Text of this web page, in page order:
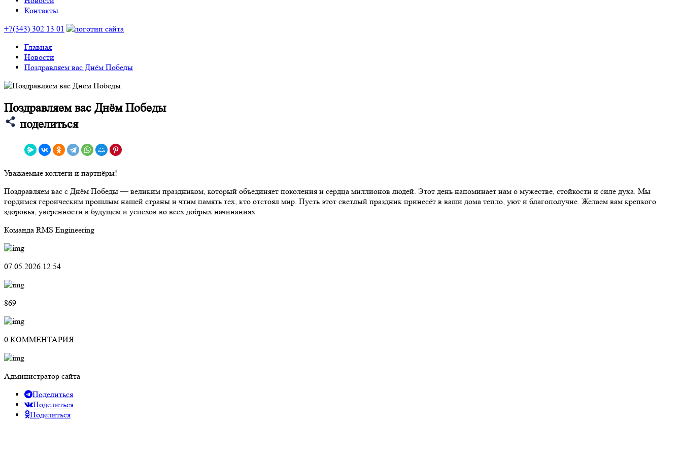
Контакты
+7(343) 302 13 01
Главная
Новости
Поздравляем вас Днём Победы
Поздравляем вас Днём Победы
поделиться
Уважаемые коллеги и партнёры!
Поздравляем вас с Днём Победы — великим праздником, который объединяет поколения и сердца миллионов людей. Этот день напоминает нам о мужестве, стойкости и силе духа. Мы
гордимся героическим прошлым нашей страны и чтим память тех, кто отстоял мир. Пусть этот светлый праздник принесёт в ваши дома тепло, уют и благополучие. Желаем вам крепкого
здоровья, уверенности в будущем и успехов во всех добрых начинаниях.
Команда RMS Engineering
07.05.2026 12:54
869
0 КОММЕНТАРИЯ
Администратор сайта
Поделиться
Поделиться
Поделиться